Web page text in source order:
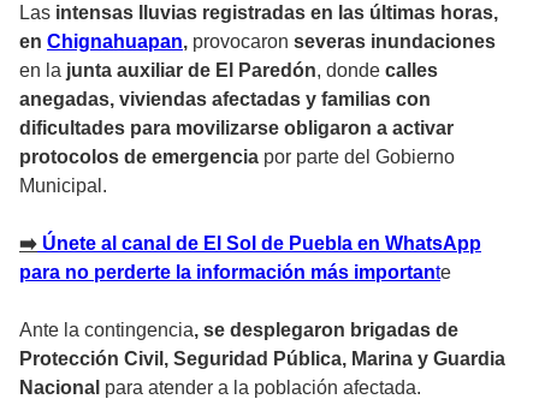
Las intensas lluvias registradas en las últimas horas,
en Chignahuapan, provocaron severas inundaciones
en la junta auxiliar de El Paredón, donde calles
anegadas, viviendas afectadas y familias con
dificultades para movilizarse obligaron a activar
protocolos de emergencia por parte del Gobierno
Municipal.
➡️ Únete al canal de El Sol de Puebla en WhatsApp
para no perderte la información más importante
Ante la contingencia, se desplegaron brigadas de
Protección Civil, Seguridad Pública, Marina y Guardia
Nacional para atender a la población afectada.